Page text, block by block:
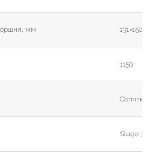
мм 131×150
1150
Common
Stage 3A